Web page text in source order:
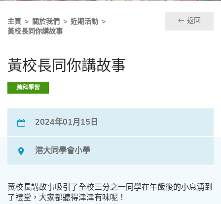
主頁 關於我們
近期活動
黃校長同你講故事
返回
黃校長同你講故事
跨科學習
2024年01月15日
港大同學會小學
黃校長講故事吸引了全校三分之一同學在午飯後的小息湧到
了禮堂，大家都聽得津津有味呢！